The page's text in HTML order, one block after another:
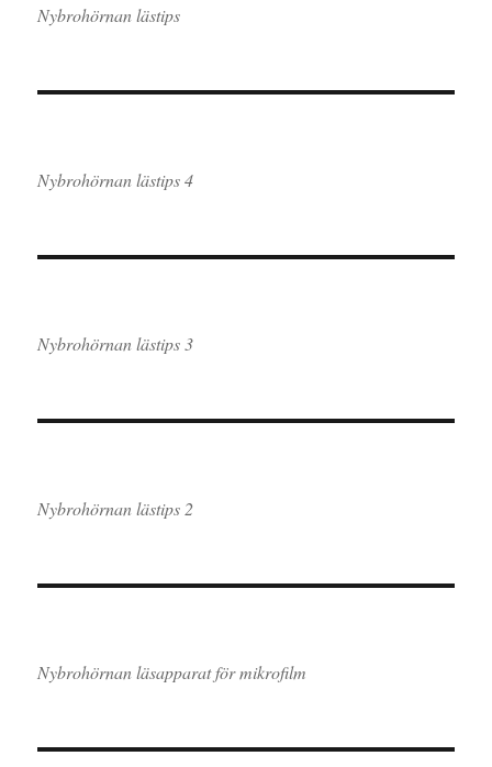
Nybrohörnan lästips
Nybrohörnan lästips 4
Nybrohörnan lästips 3
Nybrohörnan lästips 2
Nybrohörnan läsapparat för mikrofilm